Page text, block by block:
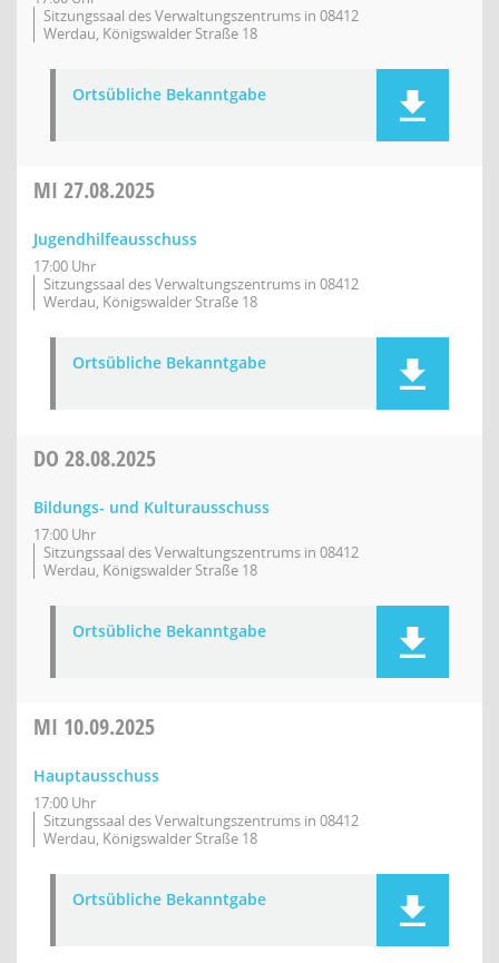
Sitzungssaal des Verwaltungszentrums in 08412
Werdau, Königswalder Straße 18
Ortsübliche Bekanntgabe
MI 27.08.2025
Jugendhilfeausschuss
17:00 Uhr
Sitzungssaal des Verwaltungszentrums in 08412
Werdau, Königswalder Straße 18
Ortsübliche Bekanntgabe
DO 28.08.2025
Bildungs- und Kulturausschuss
17:00 Uhr
Sitzungssaal des Verwaltungszentrums in 08412
Werdau, Königswalder Straße 18
Ortsübliche Bekanntgabe
MI 10.09.2025
Hauptausschuss
17:00 Uhr
Sitzungssaal des Verwaltungszentrums in 08412
Werdau, Königswalder Straße 18
Ortsübliche Bekanntgabe